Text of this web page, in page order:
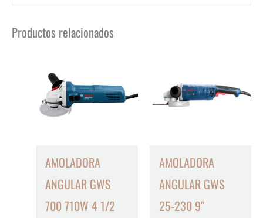
Productos relacionados
AMOLADORA
ANGULAR GWS
700 710W 4 1/2
AMOLADORA
ANGULAR GWS
25-230 9″